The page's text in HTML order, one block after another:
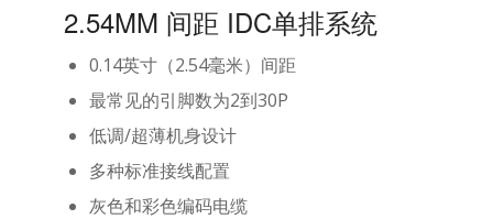
2.54MM 间距 IDC单排系统
0.14英寸（2.54毫米）间距
最常见的引脚数为2到30P
低调/超薄机身设计
多种标准接线配置
灰色和彩色编码电缆